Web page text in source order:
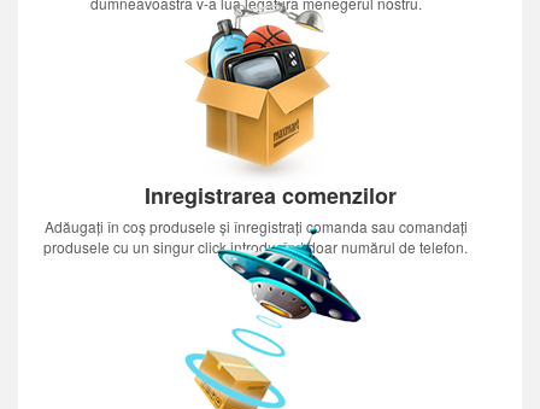
Inregistrarea comenzilor
Adăugați în coș produsele și înregistrați comanda sau comandați
produsele cu un singur click introducînd doar numărul de telefon.